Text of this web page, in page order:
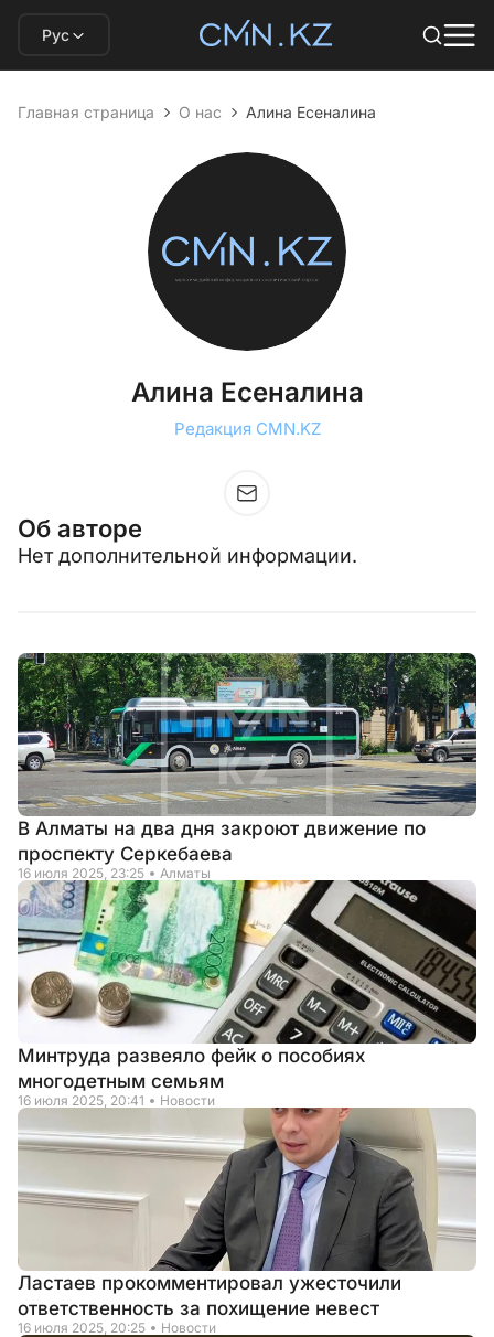
Рус
Главная страница О нас Алина Есеналина
Алина Есеналина
Редакция CMN.KZ
Об авторе
Нет дополнительной информации.
В Алматы на два дня закроют движение по
проспекту Серкебаева
16 июля 2025, 23:25 Алматы
Минтруда развеяло фейк о пособиях
многодетным семьям
16 июля 2025, 20:41 Новости
Ластаев прокомментировал ужесточили
ответственность за похищение невест
16 июля 2025, 20:25 Новости